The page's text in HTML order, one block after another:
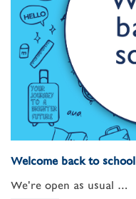
Welcome back to school
We're open as usual ...